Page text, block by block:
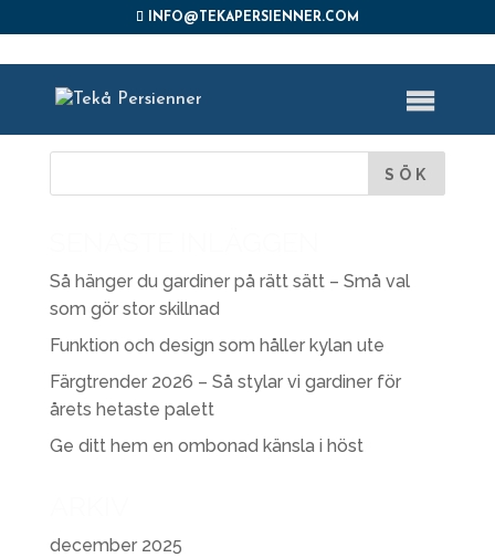
INFO@TEKAPERSIENNER.COM
Så hänger du gardiner på rätt sätt – Små val
som gör stor skillnad
Funktion och design som håller kylan ute
Färgtrender 2026 – Så stylar vi gardiner för
årets hetaste palett
Ge ditt hem en ombonad känsla i höst
december 2025